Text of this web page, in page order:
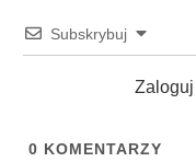
Subskrybuj
0 KOMENTARZY